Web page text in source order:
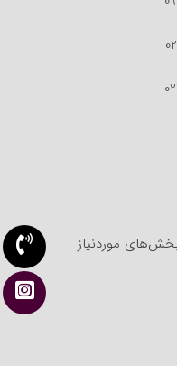
موردنیاز